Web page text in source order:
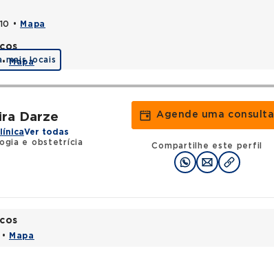
• Mapa
•Mapa
mais locais
Darze
Ver todas
e obstetrícia
Agende uma consulta
Compartilhe este perfil
Mapa